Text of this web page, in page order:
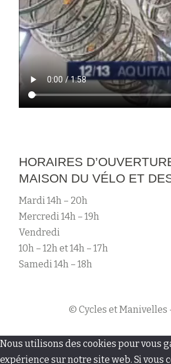
HORAIRES
MAISON DU VÉLO ET
Mardi 14h – 20h
Mercredi 14h – 19h
Vendredi
10h – 12h et 14h – 17h
Samedi 14h – 18h
© Cycles et Manivelles
M
Nous utilisons des cookies pour vous
expérience sur notre site web. Si vous